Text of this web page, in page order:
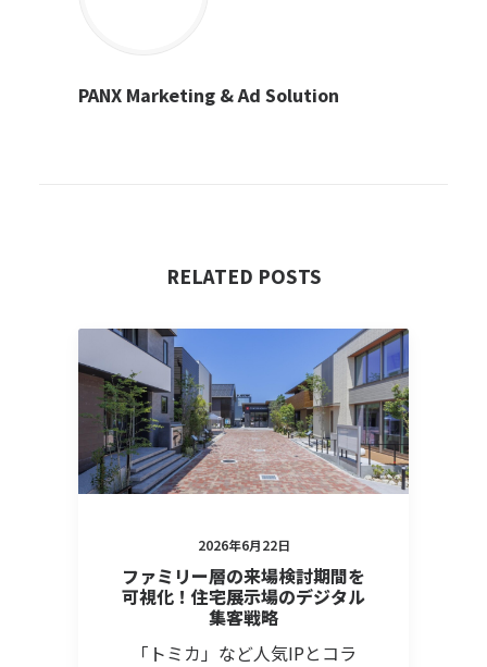
PANX Marketing & Ad Solution
RELATED POSTS
2026年6月22日
ファミリー層の来場検討期間を
可視化！住宅展示場のデジタル
集客戦略
「トミカ」など人気IPとコラ